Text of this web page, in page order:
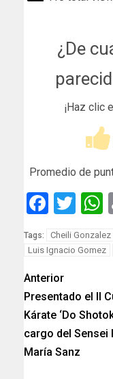
¿De
¡Haz clic
Promedio de
Tags: Cheili Gonzalez
Luis Ignacio Gomez
Anterior
Presentado el II
Kárate ‘Do
cargo del Sensei
María Sanz